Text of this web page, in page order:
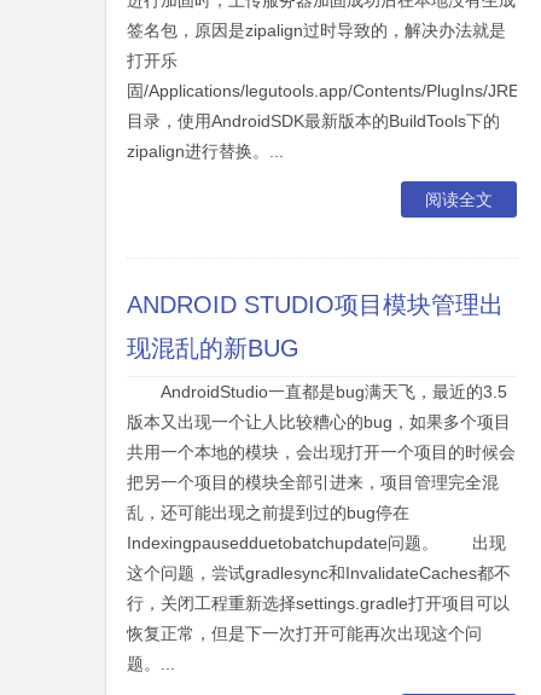
签名包，原因是zipalign过时导致的，解决办法就是
打开乐
固/Applications/legutools.app/Contents/PlugIns/JRE/
目录，使用AndroidSDK最新版本的BuildTools下的
zipalign进行替换。...
阅读全文
ANDROID STUDIO项目模块管理出
现混乱的新BUG
AndroidStudio一直都是bug满天飞，最近的3.5
版本又出现一个让人比较糟心的bug，如果多个项目
共用一个本地的模块，会出现打开一个项目的时候会
把另一个项目的模块全部引进来，项目管理完全混
乱，还可能出现之前提到过的bug停在
Indexingpausedduetobatchupdate问题。 出现
这个问题，尝试gradlesync和InvalidateCaches都不
行，关闭工程重新选择settings.gradle打开项目可以
恢复正常，但是下一次打开可能再次出现这个问
题。...